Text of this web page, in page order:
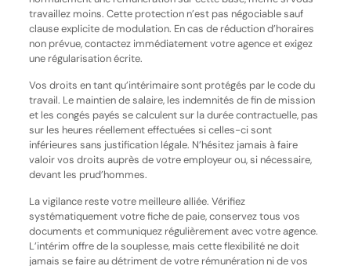
travaillez moins. Cette protection n’est pas négociable sauf
clause explicite de modulation. En cas de réduction d’horaires
non prévue, contactez immédiatement votre agence et exigez
une régularisation écrite.
Vos droits en tant qu’intérimaire sont protégés par le code du
travail. Le maintien de salaire, les indemnités de fin de mission
et les congés payés se calculent sur la durée contractuelle, pas
sur les heures réellement effectuées si celles-ci sont
inférieures sans justification légale. N’hésitez jamais à faire
valoir vos droits auprès de votre employeur ou, si nécessaire,
devant les prud’hommes.
La vigilance reste votre meilleure alliée. Vérifiez
systématiquement votre fiche de paie, conservez tous vos
documents et communiquez régulièrement avec votre agence.
L’intérim offre de la souplesse, mais cette flexibilité ne doit
jamais se faire au détriment de votre rémunération ni de vos